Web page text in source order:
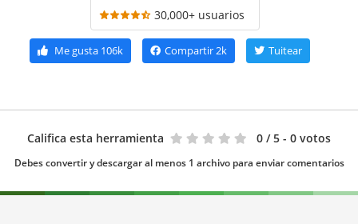
30,000+ usuarios
Me gusta106k Compartir2k Tuitear
Califica esta herramienta 0 / 5 - 0 votos
Debes convertir y descargar al menos 1 archivo para enviar comentarios